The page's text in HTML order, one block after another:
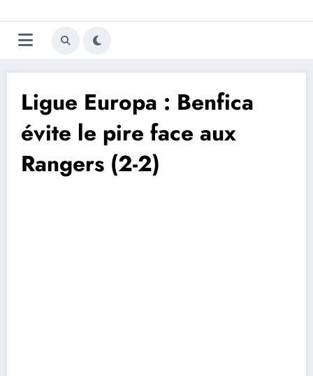
au
contenu
Trivela
L'actualité du football
Ligue Europa : Benfica
évite le pire face aux
Rangers (2-2)